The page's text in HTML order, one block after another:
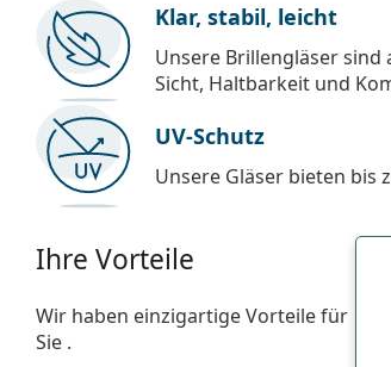
Klar, stabil, leicht
Unsere Brillengläser
Sicht, Haltbarkeit und
UV-Schutz
Unsere Gläser bieten bis
Ihre Vorteile
Wir haben einzigartige Vorteile für
Sie .